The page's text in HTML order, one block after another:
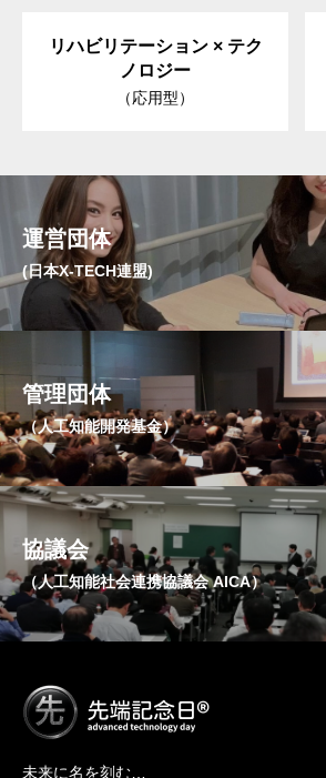
リハビリテーション × テク
ノロジー
（応用型）
運営団体
(日本X-TECH連盟)
管理団体
（人工知能開発基金）
協議会
（人工知能社会連携協議会 AICA）
未来に名を刻む…